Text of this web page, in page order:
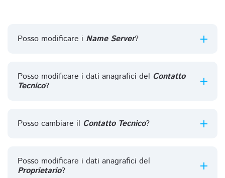
Posso modificare i Name Server?
Posso modificare i dati anagrafici del Contatto
Tecnico?
Posso cambiare il Contatto Tecnico?
Posso modificare i dati anagrafici del
Proprietario?